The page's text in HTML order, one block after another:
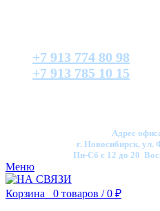
+7 913 774 80 98
+7 913 785 10 15
Адрес
г. Новосибирск, ул.
Пн-Сб с 12 до 20
Меню
Корзина 0 товаров / 0 ₽